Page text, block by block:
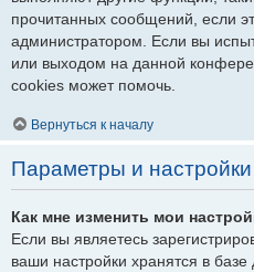
прочитанных сообщений, если
администратором. Если вы
или выходом на данной
cookies может помочь.
Вернуться к началу
Параметры и настройки
Как мне изменить мои
Если вы являетесь
ваши настройки хранятся в